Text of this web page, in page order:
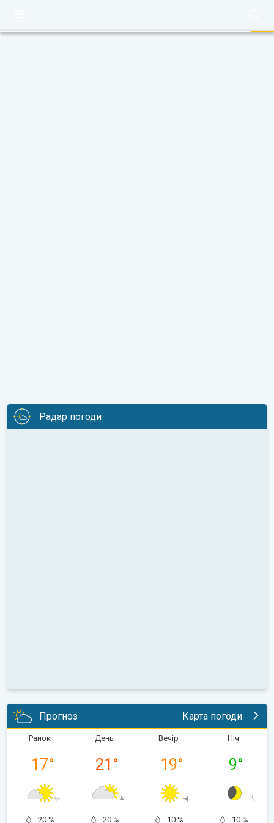
Радар погоди
Прогноз Карта погоди
Ранок
17°
20 %
День
21 °
20 %
Вечір
19°
10 %
Ніч
9°
10 %